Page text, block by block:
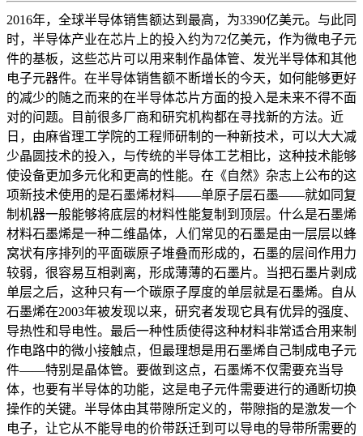
2016年，全球半导体销售额达到最高，为3390亿美元。与此同
时，半导体产业在芯片上的投入约为72亿美元，作为微电子元
件的基板，这些芯片可以用来制作晶体管、发光半导体和其他
电子元器件。在半导体销售额不断增长的今天，如何能够更好
的减少的随之而来的在半导体芯片方面的投入是未来不得不面
对的问题。目前很多厂商和研究机构都在寻找新的方法。近
日，由麻省理工学院的工程师研制的一种新技术，可以大大减
少晶圆技术的投入，与传统的半导体工艺相比，这种技术能够
使设备更加多元化和更高的性能。在《自然》杂志上公布的这
项新技术使用的是石墨烯材料——单原子层石墨——就如同复
制机器一般能够将底层的材料性能复制到顶层。什么是石墨烯
材料石墨烯是一种二维晶体，人们常见的石墨是由一层层以蜂
窝状有序排列的平面碳原子堆叠而形成的，石墨的层间作用力
较弱，很容易互相剥离，形成薄薄的石墨片。当把石墨片剥成
单层之后，这种只有一个碳原子厚度的单层就是石墨烯。自从
石墨烯在2003年被发现以来，研究者发现它具有优异的强度、
导热性和导电性。最后一种性质使得这种材料非常适合用来制
作电路中的微小接触点，但最理想是用石墨烯自己制成电子元
件——特别是晶体管。要做到这点，石墨烯不仅需要充当导
体，也要有半导体的功能，这是电子元件需要进行的通断切换
操作的关键。半导体由其带隙所定义的，带隙指的是激发一个
电子，让它从不能导电的价带跃迁到可以导电的导带所需要的